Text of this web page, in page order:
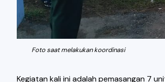
Foto saat melakukan koordinasi
Kegiatan kali ini adalah pemasangan 7